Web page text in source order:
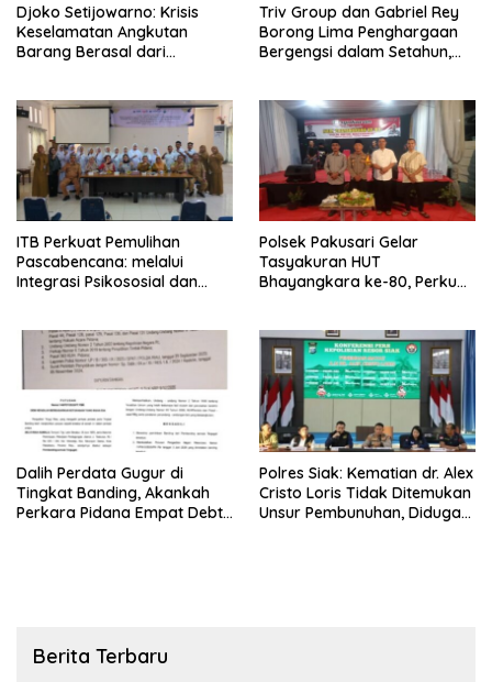
Djoko Setijowarno: Krisis
Keselamatan Angkutan
Barang Berasal dari
Triv Group dan Gabriel Rey
Borong Lima Penghargaan
Bergengsi dalam Setahun,
Indonesia
ITB Perkuat Pemulihan
Pascabencana: melalui
Integrasi Psikososial dan
Polsek Pakusari Gelar
Tasyakuran HUT
Bhayangkara ke-80, Perkuat
Dalih Perdata Gugur di
Tingkat Banding, Akankah
Perkara Pidana Empat Debt
Polres Siak: Kematian dr. Alex
Cristo Loris Tidak Ditemukan
Unsur Pembunuhan, Diduga
Berita Terbaru